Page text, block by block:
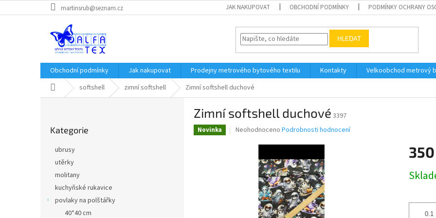
na
martinsrub@seznam.cz JAK NAKUPOVAT OBCHODNÍ PODMÍNKY PODMÍNKY OCHRANY
HLEDAT
Obchodní podmínky Jak nakupovat Prodejny metrového bytového textilu Kontakty Velkoobchod metrový
Domů softshell zimní softshell Zimní softshell duchové
kategorie
Kategorie
ubrusy
utěrky
molitany
kuchyňské rukavice
povlaky na polštářky
40*40 cm
Zimní softshell duchové 3397
Novinka
Průměrné
produktu
hvězdiček.
Neohodnoceno Podrobnosti hodnocení
cena: